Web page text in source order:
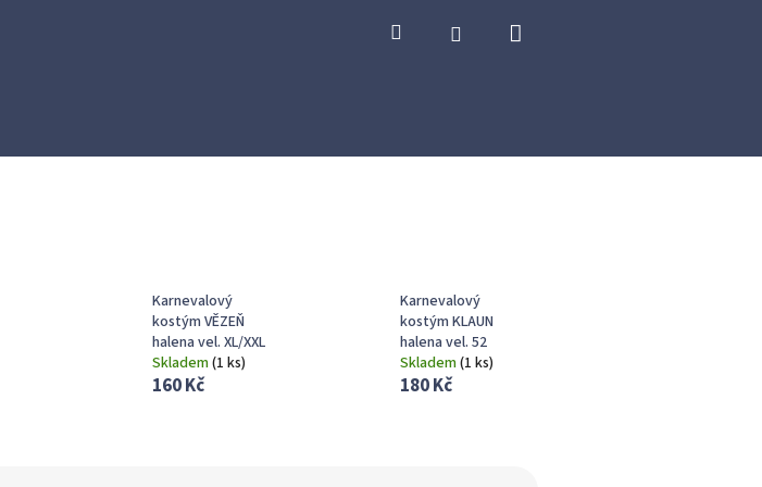
Hledat Přihlášení
Karnevalový
kostým VĚZEŇ
halena vel. XL/XXL
Skladem(1 ks)
160 Kč
Karnevalový
kostým KLAUN
halena vel. 52
Skladem(1 ks)
180 Kč